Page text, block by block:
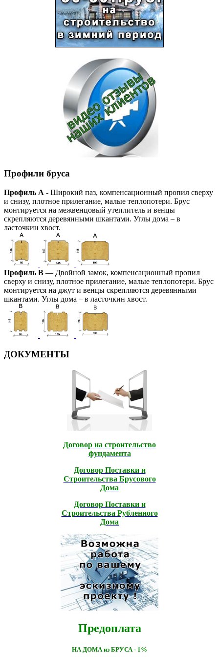
Профили бруса
Профиль А - Широкий паз, компенсационный пропил сверху
и снизу, плотное прилегание, малые теплопотери. Брус
монтируется на межвенцовый утеплитель и венцы
скрепляются деревянными шкантами. Углы дома – в
ласточкин хвост.
Профиль В — Двойной замок, компенсационный пропил
сверху и снизу, плотное прилегание, малые теплопотери. Брус
монтируется на джут и венцы скрепляются деревянными
шкантами. Углы дома – в ласточкин хвост.
ДОКУМЕНТЫ
Договор на строительство
фундамента
Договор Поставки и
Строительcтва Брусового
Дома
Договор Поставки и
Строительcтва Рубленного
Дома
Предоплата
НА ДОМА из БРУСА - 1%